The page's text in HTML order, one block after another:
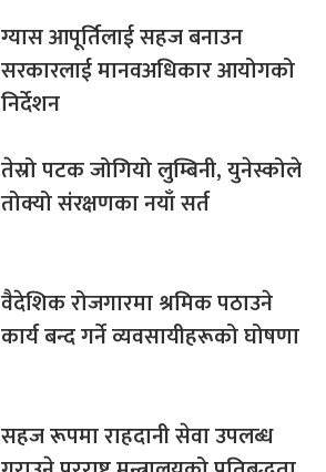
ग्यास आपूर्तिलाई सहज बनाउन
सरकारलाई मानवअधिकार आयोगको
निर्देशन
तेस्रो पटक जोगियो लुम्बिनी, युनेस्कोले
तोक्यो संरक्षणका नयाँ सर्त
वैदेशिक रोजगारमा श्रमिक पठाउने
कार्य बन्द गर्ने व्यवसायीहरूको घोषणा
सहज रूपमा राहदानी सेवा उपलब्ध